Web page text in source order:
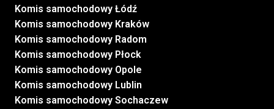
Komis samochodowy Łódź
Komis samochodowy Kraków
Komis samochodowy Radom
Komis samochodowy Płock
Komis samochodowy Opole
Komis samochodowy Lublin
Komis samochodowy Sochaczew